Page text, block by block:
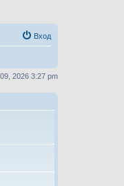
Вход
2026 3:27 pm